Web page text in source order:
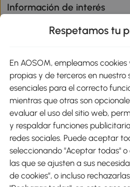
Información de interés
Métodos de Pago
Envíos
Respetamos tu
En AOSOM, empleamos
propias y de terceros en nuestro
esenciales para el correcto
mientras que otras son
evaluar el uso del sitio web,
y respaldar funciones
redes sociales. Puede aceptar
seleccionando "Aceptar todas"
las que se ajusten a sus
de cookies”, o incluso